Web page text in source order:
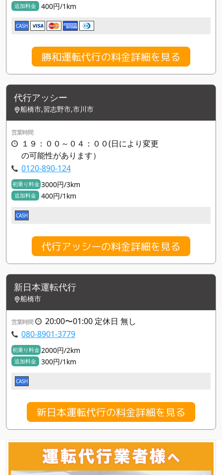
追加料金 400円/1km
CASH
勝和運転代行の料金詳細を見る
代行アッシー
船橋市,習志野市,市川市
営業時間
１９：００～０４：００(日により変更
の可能性があります）
0120-890-124
初乗り料金 3000円/3km
追加料金 400円/1km
CASH
代行アッシーの料金詳細を見る
新日本運転代行
船橋市
営業時間
20:00〜01:00 定休日 無し
080-8901-3779
初乗り料金 2000円/2km
追加料金 300円/1km
CASH
新日本運転代行の料金詳細を見る